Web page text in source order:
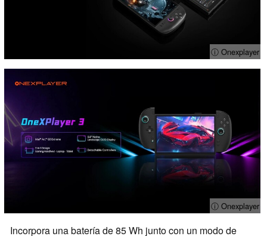
ⓘ Onexplayer
ⓘ Onexplayer
Incorpora una batería de 85 Wh junto con un modo de